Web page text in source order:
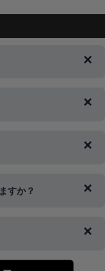
。
ご連絡やキャンセル
わない場合は変更、
済・おねだり決
すか？